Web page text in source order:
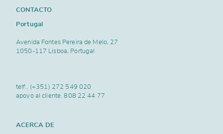
CONTACTO
Portugal
Avenida Fontes Pereira de Melo, 27
1050-117 Lisboa, Portugal
telf.. (+351) 272 549 020
apoyo al cliente.808 22 44 77
ACERCA DE